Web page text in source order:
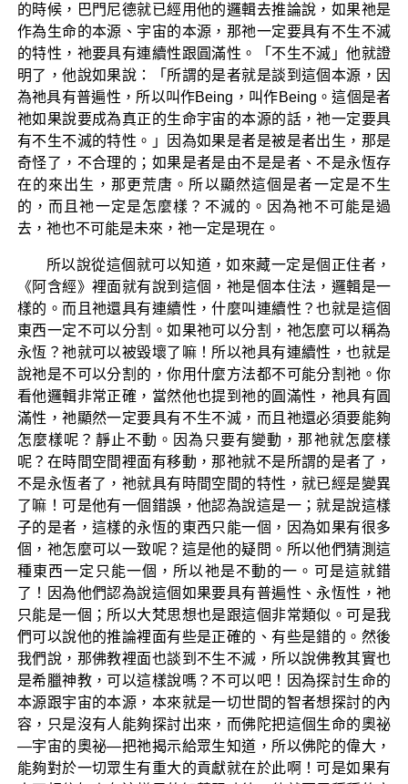
的時候，巴門尼德就已經用他的邏輯去推論說，如果祂是
作為生命的本源、宇宙的本源，那祂一定要具有不生不滅
的特性，祂要具有連續性跟圓滿性。「不生不滅」他就證
明了，他說如果說：「所謂的是者就是談到這個本源，因
為祂具有普遍性，所以叫作Being，叫作Being。這個是者
祂如果說要成為真正的生命宇宙的本源的話，祂一定要具
有不生不滅的特性。」因為如果是者是被是者出生，那是
奇怪了，不合理的；如果是者是由不是是者、不是永恆存
在的來出生，那更荒唐。所以顯然這個是者一定是不生
的，而且祂一定是怎麼樣？不滅的。因為祂不可能是過
去，祂也不可能是未來，祂一定是現在。
所以說從這個就可以知道，如來藏一定是個正住者，
《阿含經》裡面就有說到這個，祂是個本住法，邏輯是一
樣的。而且祂還具有連續性，什麼叫連續性？也就是這個
東西一定不可以分割。如果祂可以分割，祂怎麼可以稱為
永恆？祂就可以被毀壞了嘛！所以祂具有連續性，也就是
說祂是不可以分割的，你用什麼方法都不可能分割祂。你
看他邏輯非常正確，當然他也提到祂的圓滿性，祂具有圓
滿性，祂顯然一定要具有不生不滅，而且祂還必須要能夠
怎麼樣呢？靜止不動。因為只要有變動，那祂就怎麼樣
呢？在時間空間裡面有移動，那祂就不是所謂的是者了，
不是永恆者了，祂就具有時間空間的特性，就已經是變異
了嘛！可是他有一個錯誤，他認為說這是一；就是說這樣
子的是者，這樣的永恆的東西只能一個，因為如果有很多
個，祂怎麼可以一致呢？這是他的疑問。所以他們猜測這
種東西一定只能一個，所以祂是不動的一。可是這就錯
了！因為他們認為說這個如果要具有普遍性、永恆性，祂
只能是一個；所以大梵思想也是跟這個非常類似。可是我
們可以說他的推論裡面有些是正確的、有些是錯的。然後
我們說，那佛教裡面也談到不生不滅，所以說佛教其實也
是希臘神教，可以這樣說嗎？不可以吧！因為探討生命的
本源跟宇宙的本源，本來就是一切世間的智者想探討的內
容，只是沒有人能夠探討出來，而佛陀把這個生命的奧祕
—宇宙的奧祕—把祂揭示給眾生知道，所以佛陀的偉大，
能夠對於一切眾生有重大的貢獻就在於此啊！可是如果有